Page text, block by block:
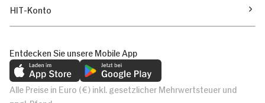
HIT-Konto
Entdecken Sie unsere Mobile App
Alle Preise in Euro (€) inkl. gesetzlicher Mehrwertsteuer und